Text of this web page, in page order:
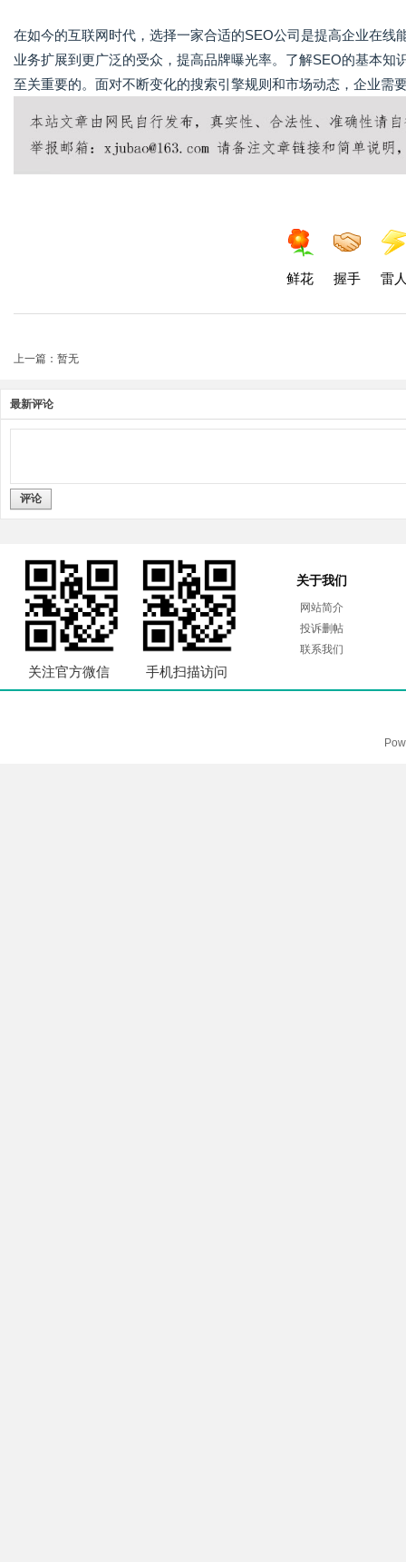
在如今的互联网时代，选择一家合适的SEO公司是提高企业在
业务扩展到更广泛的受众，提高品牌曝光率。了解SEO的基本
至关重要的。面对不断变化的搜索引擎规则和市场动态，企业需
鲜花 握手 雷
上一篇：暂无
最新评论
评论
关注官方微信 手机扫描访问
关于我们
网站简介
投诉删帖
联系我们